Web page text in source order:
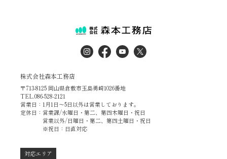
株式会社森本工務店
〒713-8125 岡山県倉敷市玉島勇崎1026番地
TEL.086-528-2121
営業日：1月1日～5日以外は営業しております。
定休日：営業課/水曜日・第二、第四木曜日・祝日
営業以外/日曜日・第二、第四土曜日・祝日
※祝日：日直対応
対応エリア